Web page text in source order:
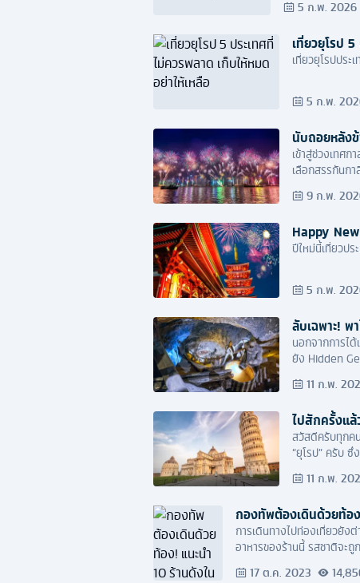
5 ก.พ. 2026
เที่ยวยุโรป
เที่ยวยุโรปปร
5 ก.พ.
นับถอยหลัง
เข้าสู่ช่วงเทศ
เลือกสรรกันก
9 ก.พ.
Happy
ปีใหม่นี้เที่ยวป
5 ก.พ.
ลับเฉพาะ!
นอกจากการไ
ยัง Hidden
11 ก.พ.
ไปสักครั้งแล้
สวัสดีครับทุกค
“ยุโรป” ครับ
11 ก.พ.
กองทัพต้องเดินด้วยท้อ
การเดินทางไปท่องเที่ยวยัง
อาหารของร้านนี้ รสชาติจะถู
17 ต.ค. 2023